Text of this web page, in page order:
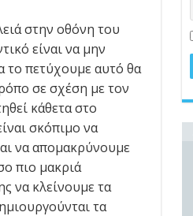
στην οθόνη του
είναι να μην
το πετύχουμε αυτό θα
σε σχέση με τον
κάθετα στο
σκόπιμο να
να απομακρύνουμε
πιο μακριά
να κλείνουμε τα
τα